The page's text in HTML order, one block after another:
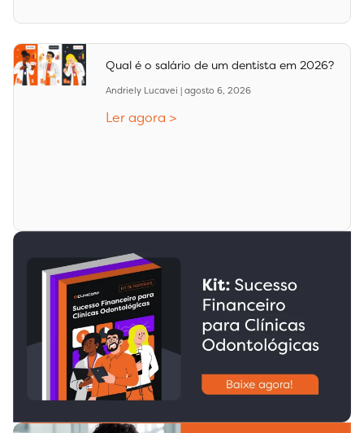
Qual é o salário de um dentista em 2026?
Andriely Lucavei agosto 6, 2026
Ler agora >